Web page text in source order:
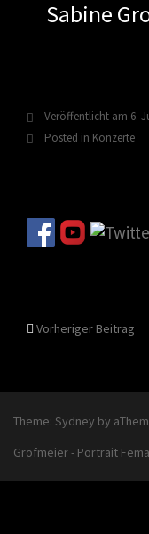
Sabine
Veröffentlicht am 6.
Posted in Konzerte
Vorheriger Beitrag
Theme: Sydney by
Grofmeier - Portrait